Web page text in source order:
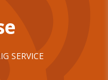
SERVICE